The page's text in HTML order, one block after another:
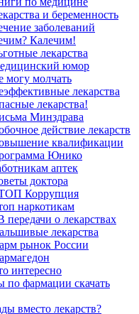
и беременность
заболеваний
Калечим!
лекарства
юмор
могу молчать
лекарства
лекарства!
Минздрава
действие лекарств
квалификации
Юнико
аптек
доктора
Коррупция
наркотикам
передачи о лекарствах
лекарства
рынок России
интересно
по фармации скачать
вместо лекарств?